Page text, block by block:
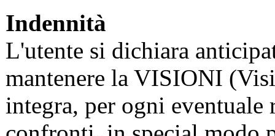
Indennità
L'utente si dichiara
mantenere la VISIONI
integra, per ogni